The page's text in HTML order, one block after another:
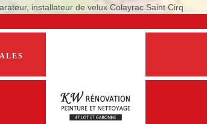
installateur de velux Colayrac Saint Cirq